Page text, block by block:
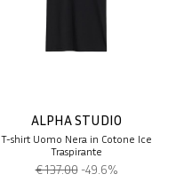
ALPHA STUDIO
T-shirt Uomo Nera in Cotone Ice
Traspirante
€ 137.00 -49.6%